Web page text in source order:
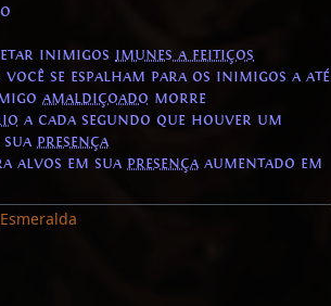
inimigos imunes a feitiços
se espalham para os inimigos a até
amaldiçoado morre
a cada segundo que houver um
sua presença
alvos em sua presença aumentado em